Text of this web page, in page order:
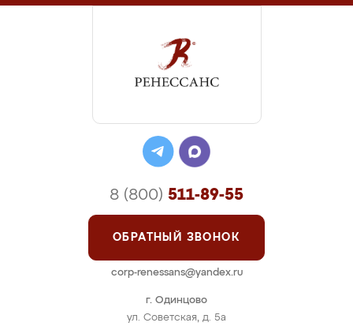
г. Одинцово
ул. Советская, д. 5а
8 (800) 511-89-55
ОБРАТНЫЙ ЗВОНОК
corp-renessans@yandex.ru